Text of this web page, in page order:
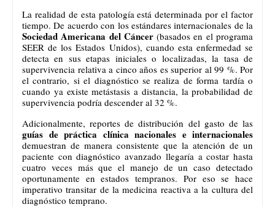
La realidad de esta patología está determinada por el factor
Sociedad Americana del Cáncer (basados en el programa
SEER de los Estados Unidos), cuando esta enfermedad se
detecta en sus etapas iniciales o localizadas, la tasa de
supervivencia relativa a cinco años es superior al 99 %. Por
el contrario, si el diagnóstico se realiza de forma tardía o
cuando ya existe metástasis a distancia, la probabilidad de
supervivencia podría descender al 32 %.
guías de práctica clínica nacionales e internacionales
demuestran de manera consistente que la atención de un
paciente con diagnóstico avanzado llegaría a costar hasta
cuatro veces más que el manejo de un caso detectado
oportunamente en estados tempranos. Por eso se hace
imperativo transitar de la medicina reactiva a la cultura del
diagnóstico temprano.